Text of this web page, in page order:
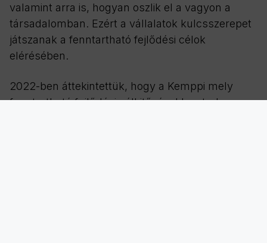
valamint arra is, hogyan oszlik el a vagyon a
társadalomban. Ezért a vállalatok kulcsszerepet
játszanak a fenntartható fejlődési célok
elérésében.
2022-ben áttekintettük, hogy a Kemppi mely
fenntartható fejlődési célkitűzésekhez tud